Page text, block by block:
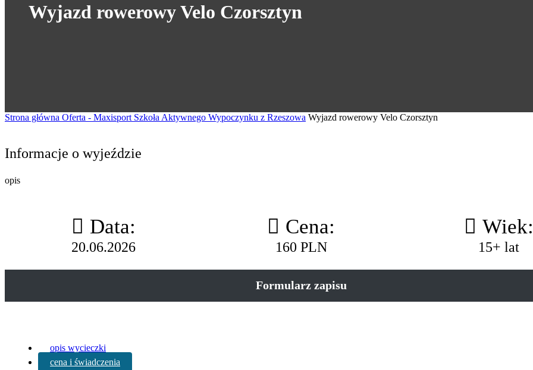
Wyjazd rowerowy Velo Czorsztyn
Strona główna Oferta - Maxisport Szkoła Aktywnego Wypoczynku z Rzeszowa Wyjazd rowerowy Velo Czorsztyn
Informacje o wyjeździe
opis
Data:
20.06.2026
Cena:
160 PLN
Wiek:
15+ lat
Formularz zapisu
opis wycieczki
cena i świadczenia